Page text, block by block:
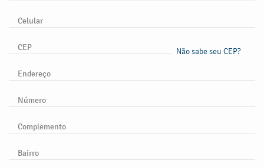
Celular
CEP Não sabe seu CEP?
Endereço
Número
Complemento
Bairro